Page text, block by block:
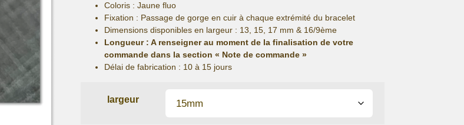
Coloris : Jaune fluo
Fixation : Passage de gorge en cuir à chaque extrémité du bracelet
Dimensions disponibles en largeur : 13, 15, 17 mm & 16/9ème
Longueur: A renseigner au moment de la finalisation de votre
commande dans la section « Note de commande »
Délai de fabrication : 10 à 15 jours
largeur